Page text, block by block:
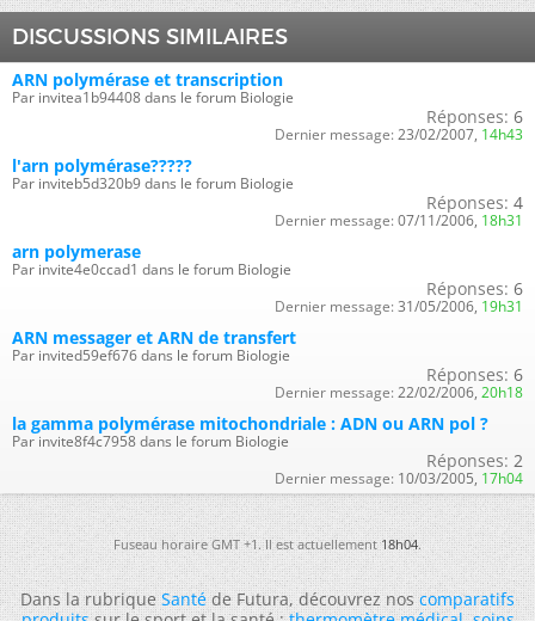
DISCUSSIONS SIMILAIRES
ARN polymérase et transcription
Par invitea1b94408 dans le forum Biologie
Réponses: 6
Dernier message: 23/02/2007, 14h43
l'arn polymérase?????
Par inviteb5d320b9 dans le forum Biologie
Réponses: 4
Dernier message: 07/11/2006, 18h31
arn polymerase
Par invite4e0ccad1 dans le forum Biologie
Réponses: 6
Dernier message: 31/05/2006, 19h31
ARN messager et ARN de transfert
Par invited59ef676 dans le forum Biologie
Réponses: 6
Dernier message: 22/02/2006, 20h18
la gamma polymérase mitochondriale : ADN ou ARN pol ?
Par invite8f4c7958 dans le forum Biologie
Réponses: 2
Dernier message: 10/03/2005, 17h04
Fuseau horaire GMT +1. Il est actuellement18h04.
Dans la rubriqueSantéde Futura, découvrez noscomparatifs